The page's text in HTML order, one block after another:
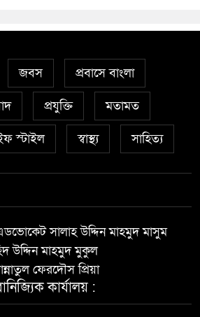
জবস প্রবাসে বাংলা
প্রযুক্তি মতামত
স্টাইল স্বাস্থ্য সাহিত্য
সালাহ উদ্দিন মাহমুদ মাসুম
উদ্দিন মাহমুদ মুকুল
ফেরদৌস প্রিয়া
কার্যালয় :